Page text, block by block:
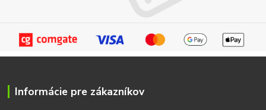
Informácie pre zákazníkov